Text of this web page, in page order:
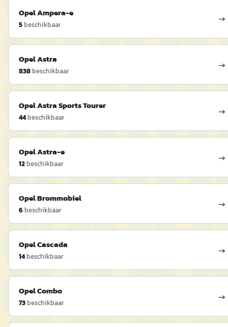
OpelAmpera-e
5beschikbaar →
OpelAstra
838beschikbaar →
OpelAstra Sports Tourer
44beschikbaar →
OpelAstra-e
12beschikbaar →
OpelBrommobiel
6beschikbaar →
OpelCascada
14beschikbaar →
OpelCombo
73beschikbaar →